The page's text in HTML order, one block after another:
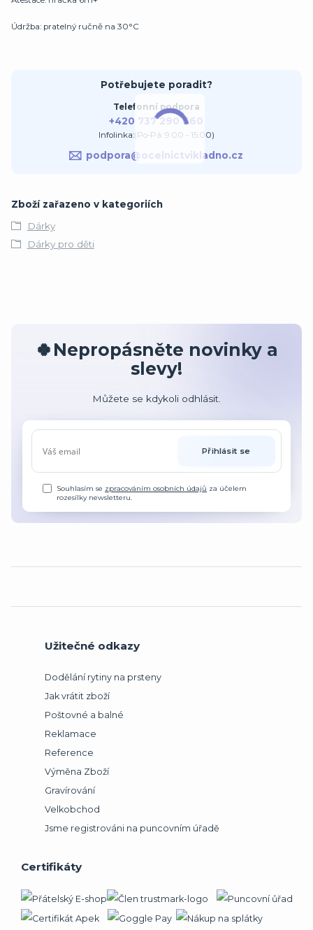
Údržba: pratelný ručně na 30°C
Potřebujete poradit?
Telefonní podpora
+420 737 290 660
Infolinka:(Po-Pá: 9:00 - 15:00)
podpora@ocelnictvikladno.cz
Zboží zařazeno v kategoriích
Dárky
Dárky pro děti
🍀Nepropásněte novinky a
slevy!
Můžete se kdykoli odhlásit.
Přihlásit se
Souhlasím se zpracováním osobních údajů za účelem
rozesílky newsletteru.
Užitečné odkazy
Dodělání rytiny na prsteny
Jak vrátit zboží
Poštovné a balné
Reklamace
Reference
Výměna Zboží
Gravírování
Velkobchod
Jsme registrováni na puncovním úřadě
Certifikáty